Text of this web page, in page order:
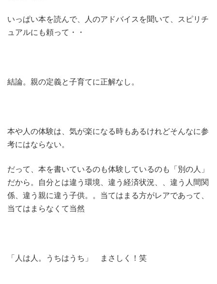
いっぱい本を読んで、人のアドバイスを聞いて、スピリチ
ュアルにも頼って・・
結論。親の定義と子育てに正解なし。
本や人の体験は、気が楽になる時もあるけれどそんなに参
考にはならない。
だって、本を書いているのも体験しているのも「別の人」
だから。自分とは違う環境、違う経済状況、、違う人間関
係、違う親に違う子供。。当てはまる方がレアであって、
当てはまらなくて当然
「人は人。うちはうち」 まさしく！笑